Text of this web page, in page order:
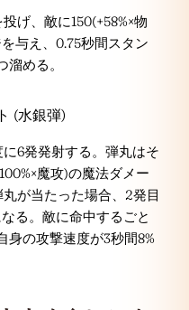
げ、敵に150(+58%×物
与え、0.75秒間スタン
める。
(水銀弾)
6発発射する。弾丸はそ
魔攻)の魔法ダメー
が当たった場合、2発目
る。敵に命中するごと
身の攻撃速度が3秒間8%